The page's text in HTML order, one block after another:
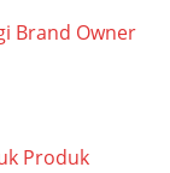
Brand Owner
Produk